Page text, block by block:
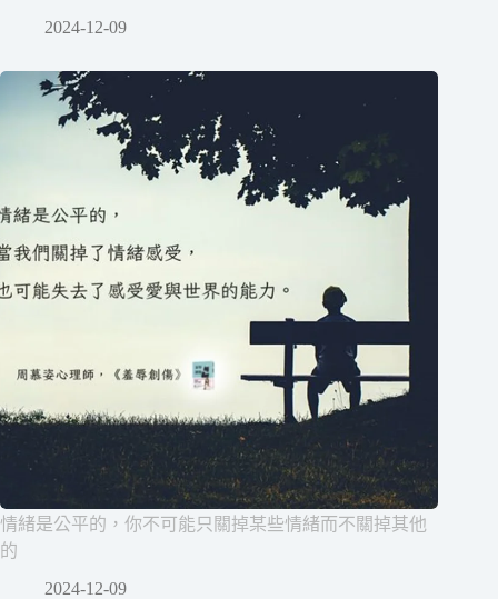
2024-12-09
情緒是公平的，你不可能只關掉某些情緒而不關掉其他
的
2024-12-09